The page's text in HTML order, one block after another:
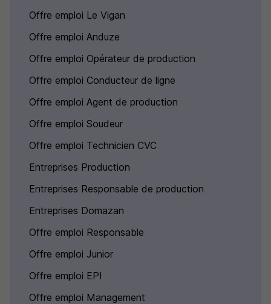
Offre emploi Le Vigan
Offre emploi Anduze
Offre emploi Opérateur de production
Offre emploi Conducteur de ligne
Offre emploi Agent de production
Offre emploi Soudeur
Offre emploi Technicien CVC
Entreprises Production
Entreprises Responsable de production
Entreprises Domazan
Offre emploi Responsable
Offre emploi Junior
Offre emploi EPI
Offre emploi Management